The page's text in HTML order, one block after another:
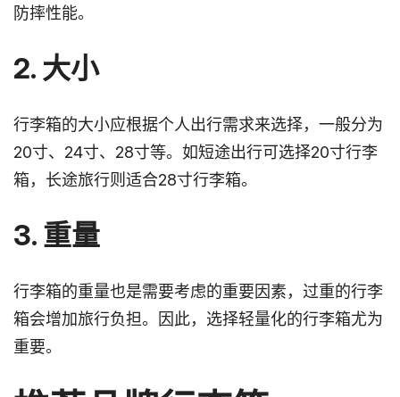
防摔性能。
2. 大小
行李箱的大小应根据个人出行需求来选择，一般分为
20寸、24寸、28寸等。如短途出行可选择20寸行李
箱，长途旅行则适合28寸行李箱。
3. 重量
行李箱的重量也是需要考虑的重要因素，过重的行李
箱会增加旅行负担。因此，选择轻量化的行李箱尤为
重要。